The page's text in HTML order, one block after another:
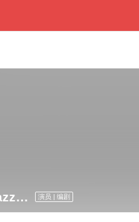
Joey Mazzarino 演员 | 编剧